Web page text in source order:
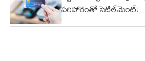
పరిహారంతో సెటిల్‌మెంట్!